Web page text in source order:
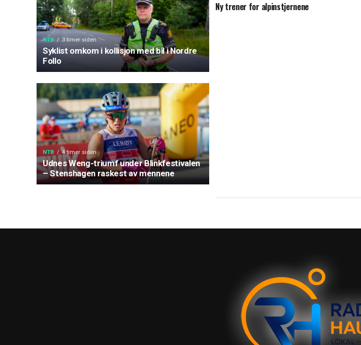
NTB 3 timer siden
Syklist omkom i kollisjon med bil i Nordre
Follo
NTB 4 timer siden
Udnes Weng-triumf under Blinkfestivalen
– Stenshagen raskest av mennene
Ny trener for alpinstjernene